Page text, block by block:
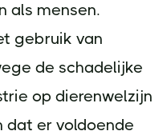
als mensen.
gebruik van
de schadelijke
op dierenwelzijn
dat er voldoende